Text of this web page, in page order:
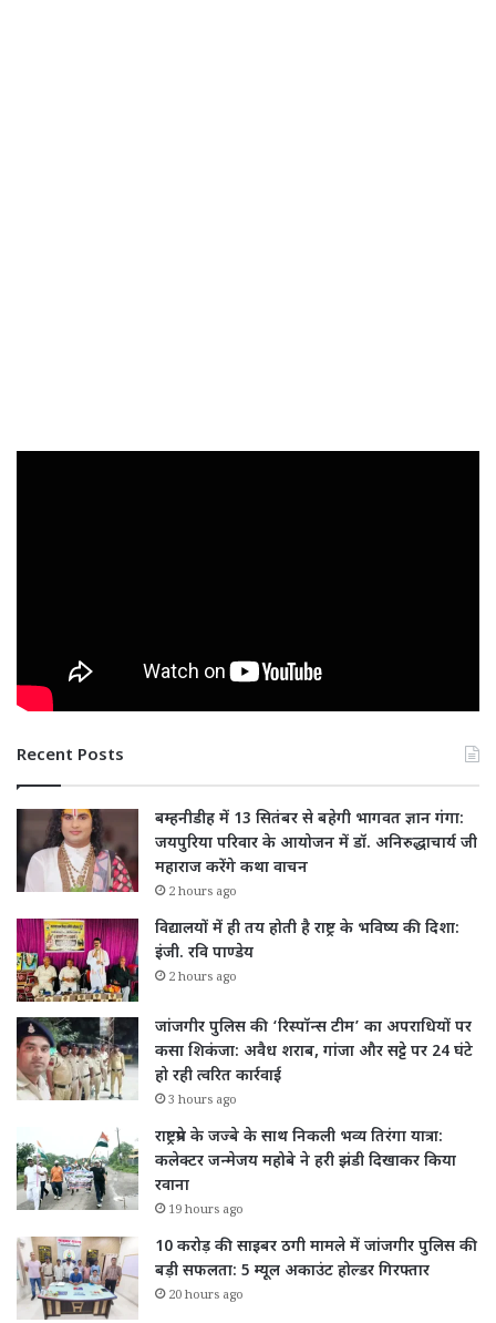
Recent Posts
बम्हनीडीह में 13 सितंबर से बहेगी भागवत ज्ञान गंगा:
जयपुरिया परिवार के आयोजन में डॉ. अनिरुद्धाचार्य जी
महाराज करेंगे कथा वाचन
2 hours ago
विद्यालयों में ही तय होती है राष्ट्र के भविष्य की दिशा:
इंजी. रवि पाण्डेय
2 hours ago
जांजगीर पुलिस की ‘रिस्पॉन्स टीम’ का अपराधियों पर
कसा शिकंजा: अवैध शराब, गांजा और सट्टे पर 24 घंटे
हो रही त्वरित कार्रवाई
3 hours ago
राष्ट्रप्रेम के जज्बे के साथ निकली भव्य तिरंगा यात्रा:
कलेक्टर जन्मेजय महोबे ने हरी झंडी दिखाकर किया
रवाना
19 hours ago
10 करोड़ की साइबर ठगी मामले में जांजगीर पुलिस की
बड़ी सफलता: 5 म्यूल अकाउंट होल्डर गिरफ्तार
20 hours ago